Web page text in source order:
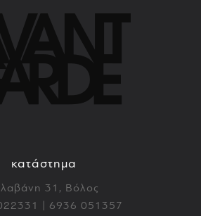
κατάστημα
31, Βόλος
| 6936 051357